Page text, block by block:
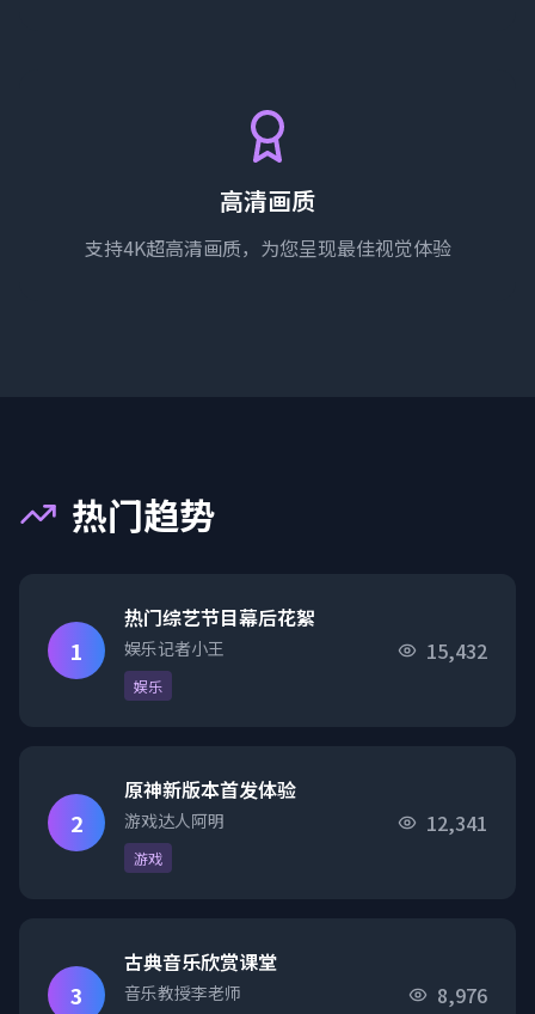
高清画质
支持4K超高清画质，为您呈现最佳视觉体验
热门趋势
1
热门综艺节目幕后花絮
娱乐记者小王
娱乐
15,432
2
原神新版本首发体验
游戏达人阿明
游戏
12,341
3
古典音乐欣赏课堂
音乐教授李老师 8,976